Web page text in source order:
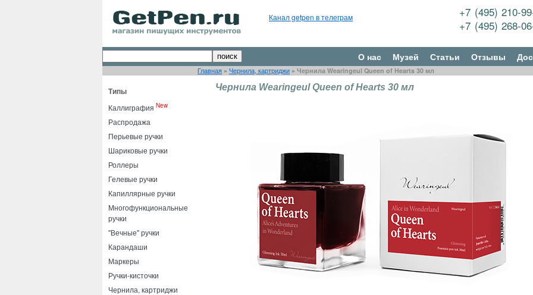
Канал getpen в телеграм
+7 (495) 210-
+7 (495) 268-
О нас Музей Статьи Отзывы
Главная » Чернила, картриджи » Чернила Wearingeul Queen of Hearts 30 мл
Типы
Каллиграфия New
Распродажа
Перьевые ручки
Шариковые ручки
Роллеры
Гелевые ручки
Капиллярные ручки
Многофункциональные
ручки
"Вечные" ручки
Карандаши
Маркеры
Ручки-кисточки
Чернила, картриджи
Чернила Wearingeul Queen of Hearts 30 мл